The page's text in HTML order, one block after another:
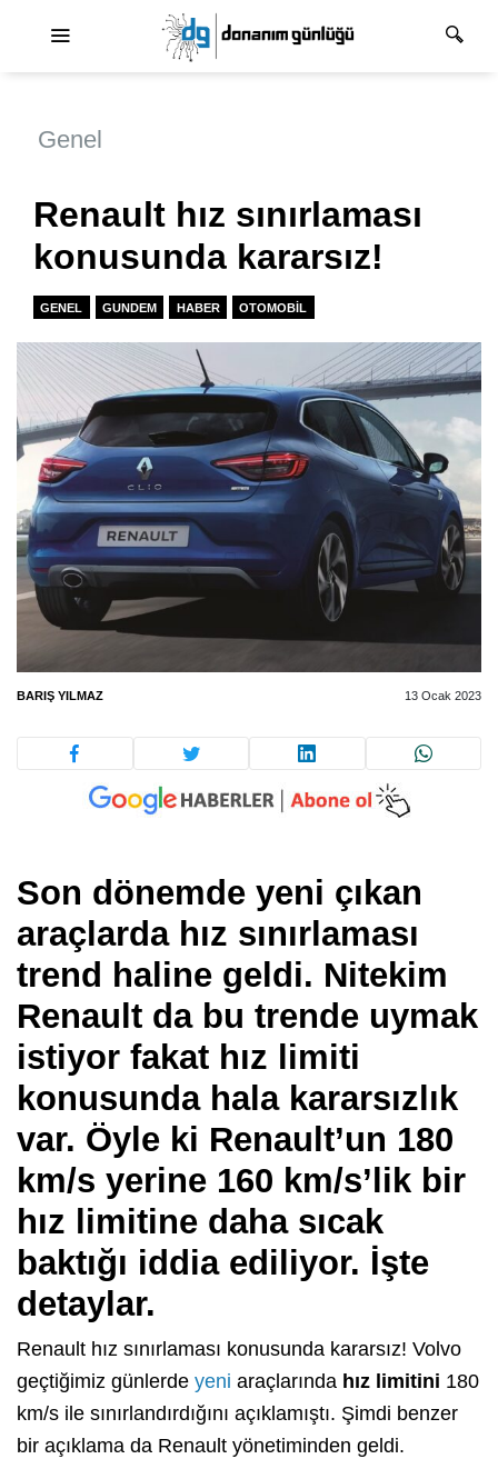
Genel
Renault hız sınırlaması
konusunda kararsız!
GENEL GUNDEM HABER OTOMOBIL
BARIŞ YILMAZ 13 Ocak 2023
Son dönemde yeni çıkan
araçlarda hız sınırlaması
trend haline geldi. Nitekim
Renault da bu trende uymak
istiyor fakat hız limiti
konusunda hala kararsızlık
var. Öyle ki Renault’un 180
km/s yerine 160 km/s’lik bir
hız limitine daha sıcak
baktığı iddia ediliyor. İşte
detaylar.
Renault hız sınırlaması konusunda kararsız! Volvo
geçtiğimiz günlerde yeni araçlarında hız limitini 180
km/s ile sınırlandırdığını açıklamıştı. Şimdi benzer
bir açıklama da Renault yönetiminden geldi.